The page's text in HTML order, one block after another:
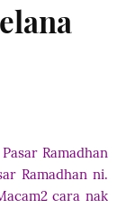
Ramadhan
Ramadhan ni.
cara nak